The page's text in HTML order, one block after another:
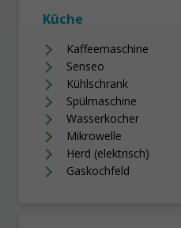
Küche
Kaffeemaschine
Senseo
Kühlschrank
Spülmaschine
Wasserkocher
Mikrowelle
Herd (elektrisch)
Gaskochfeld